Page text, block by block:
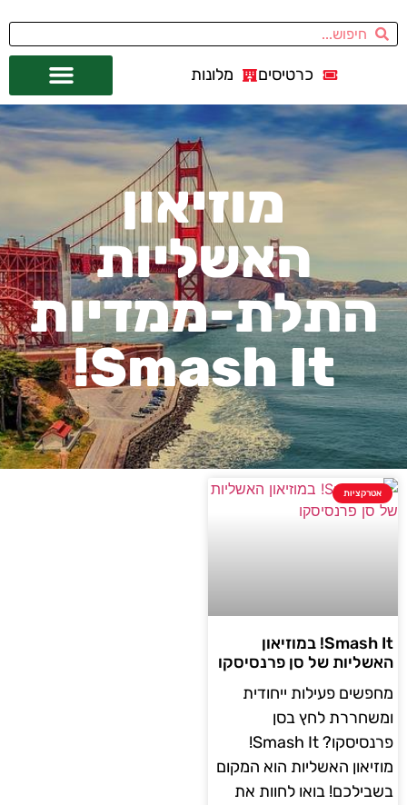
כרטיסים מלונות
מוזיאון
האשליות
התלת-ממדיות
Smash It!
אטרקציות
Smash It! במוזיאון
האשליות של סן פרנסיסקו
מחפשים פעילות ייחודית
ומשחררת לחץ בסן
פרנסיסקו? Smash It!
מוזיאון האשליות הוא המקום
בשבילכם! בואו לחוות את